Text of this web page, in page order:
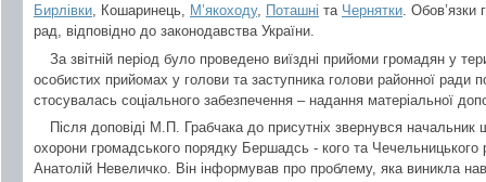
Бирлівки, Кошаринець, М’якоходу, Поташні та Чернятки. Обов’язки
рад, відповідно до законодавства України.
За звітній період було проведено виїздні прийоми громадян у
особистих прийомах у голови та заступника голови районної ради
стосувалась соціального забезпечення – надання матеріальної
Після доповіді М.П. Грабчака до присутніх звернувся
охорони громадського порядку Бершадсь - кого та
Анатолій Невеличко. Він інформував про проблему, яка виникла